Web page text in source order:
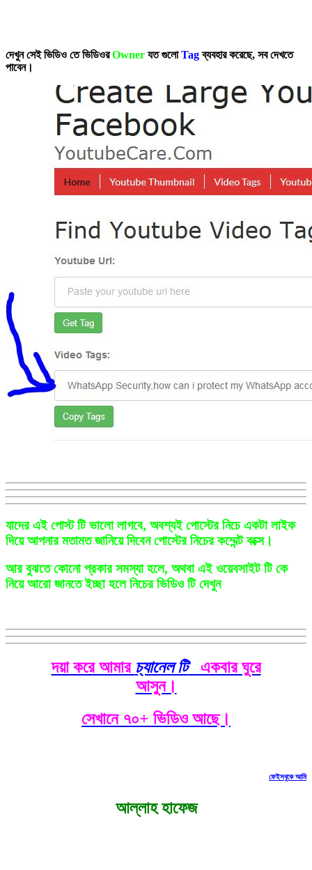
দেখুন সেই ভিডিও তে ভিডিওরOwner যত গুলোTagব্যবহার করেছে, সব দেখতে
পাবেন।
যাদের এই পোস্ট টি ভালো লাগবে, অবশ্যই পোস্টের নিচে একটা লাইক
দিয়ে আপনার মতামত জানিয়ে দিবেন পোস্টের নিচের কম্মেন্ট বক্সে।
আর বুঝতে কোনো প্রকার সমস্যা হলে, অথবা এই ওয়েবসাইট টি কে
নিয়ে আরো জানতে ইচ্ছা হলে নিচের ভিডিও টি দেখুন
দয়া করে আমার চ্যানেল টিএকবার ঘুরে
আসুন।
সেখানে ৭০+ ভিডিও আছে।
ফেইসবুকে আমি
আল্লাহ হাফেজ